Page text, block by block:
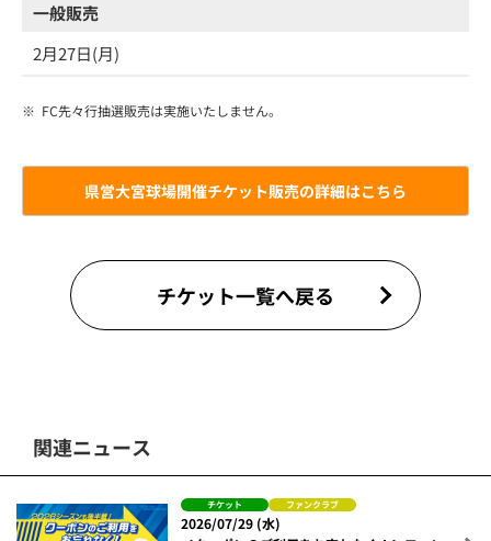
一般販売
2月27日(月)
※ FC先々行抽選販売は実施いたしません。
県営大宮球場開催チケット販売の詳細はこちら
チケット一覧へ戻る
関連ニュース
チケット ファンクラブ
2026/07/29 (水)